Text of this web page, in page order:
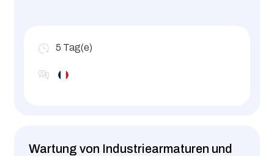
5 Tag(e)
Wartung von Industriearmaturen und